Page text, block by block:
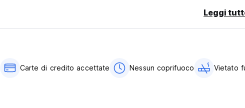
Leggi
Carte di credito accettate Nessun coprifuoco Vietato